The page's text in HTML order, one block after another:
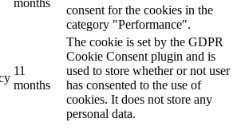
consent for the cookies in the
category "Performance".
11
months
The cookie is set by the GDPR
Cookie Consent plugin and is
used to store whether or not user
has consented to the use of
cookies. It does not store any
personal data.